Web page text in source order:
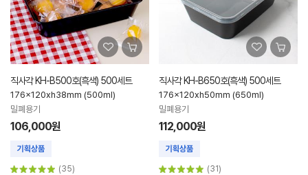
직사각 KH-B500호(흑색) 500세트
176x120xh38mm (500ml)
밀폐용기
106,000원
(35)
직사각 KH-B650호(흑색) 500세트
176x120xh50mm (650ml)
밀폐용기
112,000원
(31)